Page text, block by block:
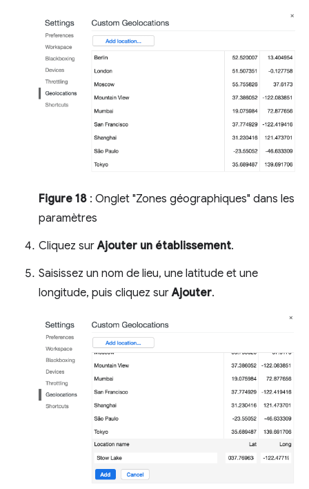
Figure 18 : Onglet "Zones géographiques" dans les
paramètres
Cliquez surAjouter un établissement.
Saisissez un nom de lieu, une latitude et une
longitude, puis cliquez surAjouter.